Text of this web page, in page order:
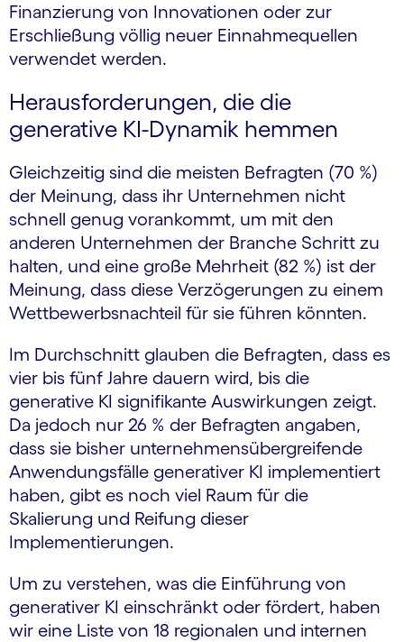
Finanzierung von Innovationen oder zur
Erschließung völlig neuer Einnahmequellen
verwendet werden.
Herausforderungen, die die
generative KI-Dynamik hemmen
Gleichzeitig sind die meisten Befragten (70 %)
der Meinung, dass ihr Unternehmen nicht
schnell genug vorankommt, um mit den
anderen Unternehmen der Branche Schritt zu
halten, und eine große Mehrheit (82 %) ist der
Meinung, dass diese Verzögerungen zu einem
Wettbewerbsnachteil für sie führen könnten.
Im Durchschnitt glauben die Befragten, dass es
vier bis fünf Jahre dauern wird, bis die
generative KI signifikante Auswirkungen zeigt.
Da jedoch nur 26 % der Befragten angaben,
dass sie bisher unternehmensübergreifende
Anwendungsfälle generativer KI implementiert
haben, gibt es noch viel Raum für die
Skalierung und Reifung dieser
Implementierungen.
Um zu verstehen, was die Einführung von
generativer KI einschränkt oder fördert, haben
wir eine Liste von 18 regionalen und internen